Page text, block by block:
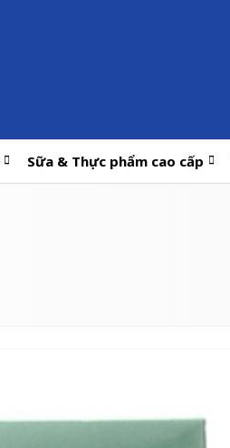
Sữa & Thực phẩm cao cấp